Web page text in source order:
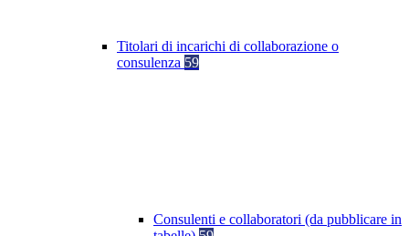
Titolari di incarichi di collaborazione o
consulenza 59
Consulenti e collaboratori (da pubblicare in